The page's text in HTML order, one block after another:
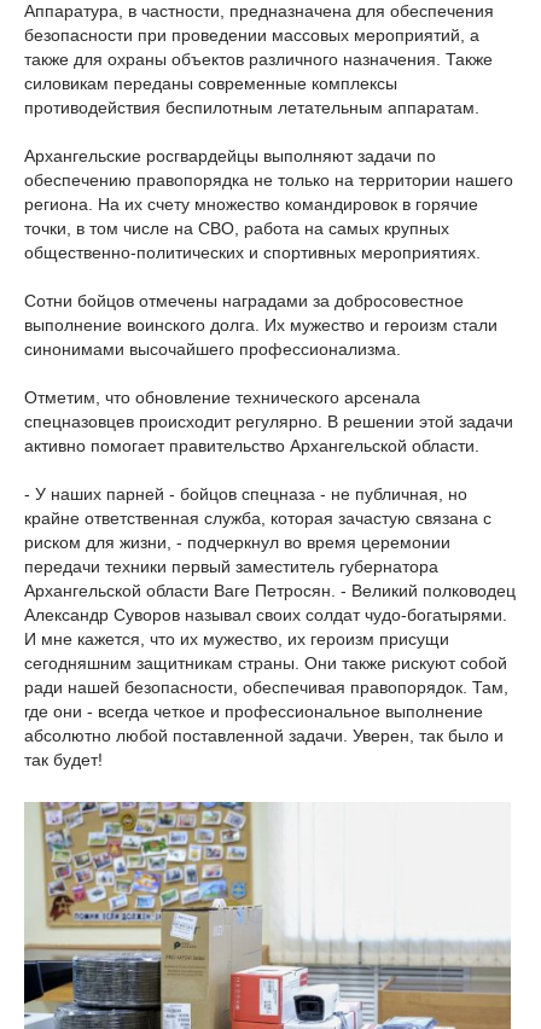
Аппаратура, в частности, предназначена для обеспечения
безопасности при проведении массовых мероприятий, а
также для охраны объектов различного назначения. Также
силовикам переданы современные комплексы
противодействия беспилотным летательным аппаратам.
Архангельские росгвардейцы выполняют задачи по
обеспечению правопорядка не только на территории нашего
региона. На их счету множество командировок в горячие
точки, в том числе на СВО, работа на самых крупных
общественно-политических и спортивных мероприятиях.
Сотни бойцов отмечены наградами за добросовестное
выполнение воинского долга. Их мужество и героизм стали
синонимами высочайшего профессионализма.
Отметим, что обновление технического арсенала
спецназовцев происходит регулярно. В решении этой задачи
активно помогает правительство Архангельской области.
- У наших парней - бойцов спецназа - не публичная, но
крайне ответственная служба, которая зачастую связана с
риском для жизни, - подчеркнул во время церемонии
передачи техники первый заместитель губернатора
Архангельской области Ваге Петросян. - Великий полководец
Александр Суворов называл своих солдат чудо-богатырями.
И мне кажется, что их мужество, их героизм присущи
сегодняшним защитникам страны. Они также рискуют собой
ради нашей безопасности, обеспечивая правопорядок. Там,
где они - всегда четкое и профессиональное выполнение
абсолютно любой поставленной задачи. Уверен, так было и
так будет!